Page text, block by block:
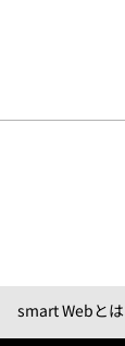
smart Webとは